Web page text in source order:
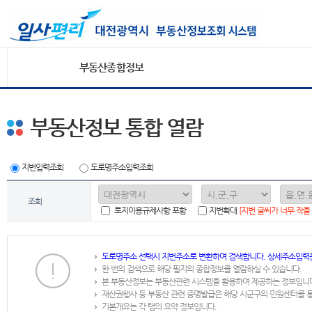
부동산종합정보
부동산정보 통합 열람
지번입력조회 도로명주소입력조회
조회
토지이용규제사항 포함
지번확대 [지번 글씨가 너무 작
도로명주소 선택시 지번주소로 변환하여 검색합니다. 상세주소입
한 번의 검색으로 해당 필지의 종합정보를 열람하실 수 있습니다.
본 부동산정보는 부동산관련 시스템을 활용하여 제공하는 정보입니
재산권행사 등 부동산 관련 증명발급은 해당 시군구의 민원센터를
기본개요는 각 탭의 요약 정보입니다.